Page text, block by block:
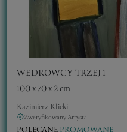
WĘDROWCY TRZEJ 1
100 x 70 x 2 cm
Kazimierz Klicki
Zweryfikowany Artysta